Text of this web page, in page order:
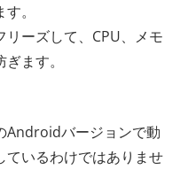
。
ーズして、CPU、メモ
ます。
Androidバージョンで動
ているわけではありませ